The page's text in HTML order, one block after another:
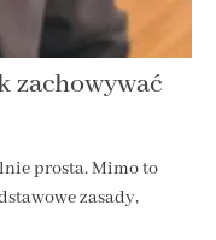
zachowywać
prosta. Mimo to
zasady,